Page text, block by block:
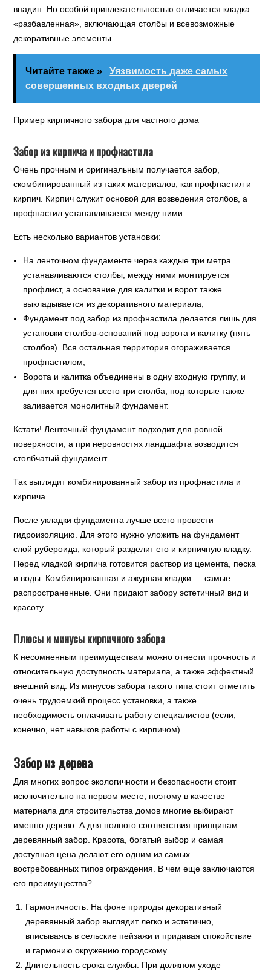
впадин. Но особой привлекательностью отличается кладка
«разбавленная», включающая столбы и всевозможные
декоративные элементы.
Читайте также »
Уязвимость даже самых
совершенных входных дверей
Пример кирпичного забора для частного дома
Забор из кирпича и профнастила
Очень прочным и оригинальным получается забор,
скомбинированный из таких материалов, как профнастил и
кирпич. Кирпич служит основой для возведения столбов, а
профнастил устанавливается между ними.
Есть несколько вариантов установки:
На ленточном фундаменте через каждые три метра
устанавливаются столбы, между ними монтируется
профлист, а основание для калитки и ворот также
выкладывается из декоративного материала;
Фундамент под забор из профнастила делается лишь для
установки столбов-оснований под ворота и калитку (пять
столбов). Вся остальная территория огораживается
профнастилом;
Ворота и калитка объединены в одну входную группу, и
для них требуется всего три столба, под которые также
заливается монолитный фундамент.
Кстати! Ленточный фундамент подходит для ровной
поверхности, а при неровностях ландшафта возводится
столбчатый фундамент.
Так выглядит комбинированный забор из профнастила и
кирпича
После укладки фундамента лучше всего провести
гидроизоляцию. Для этого нужно уложить на фундамент
слой рубероида, который разделит его и кирпичную кладку.
Перед кладкой кирпича готовится раствор из цемента, песка
и воды. Комбинированная и ажурная кладки — самые
распространенные. Они придают забору эстетичный вид и
красоту.
Плюсы и минусы кирпичного забора
К несомненным преимуществам можно отнести прочность и
относительную доступность материала, а также эффектный
внешний вид. Из минусов забора такого типа стоит отметить
очень трудоемкий процесс установки, а также
необходимость оплачивать работу специалистов (если,
конечно, нет навыков работы с кирпичом).
Забор из дерева
Для многих вопрос экологичности и безопасности стоит
исключительно на первом месте, поэтому в качестве
материала для строительства домов многие выбирают
именно дерево. А для полного соответствия принципам —
деревянный забор. Красота, богатый выбор и самая
доступная цена делают его одним из самых
востребованных типов ограждения. В чем еще заключаются
его преимущества?
Гармоничность. На фоне природы декоративный
деревянный забор выглядит легко и эстетично,
вписываясь в сельские пейзажи и придавая спокойствие
и гармонию окружению городскому.
Длительность срока службы. При должном уходе